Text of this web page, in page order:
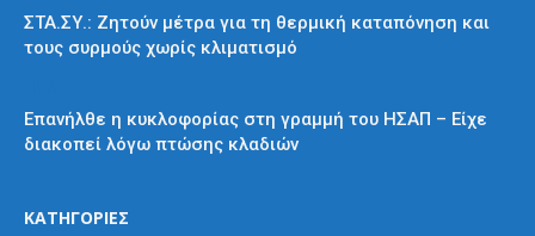
ΣΤΑ.ΣΥ.: Ζητούν μέτρα για τη θερμική καταπόνηση και
τους συρμούς χωρίς κλιματισμό
Επανήλθε η κυκλοφορίας στη γραμμή του ΗΣΑΠ – Είχε
διακοπεί λόγω πτώσης κλαδιών
ΚΑΤΗΓΟΡΙΕΣ